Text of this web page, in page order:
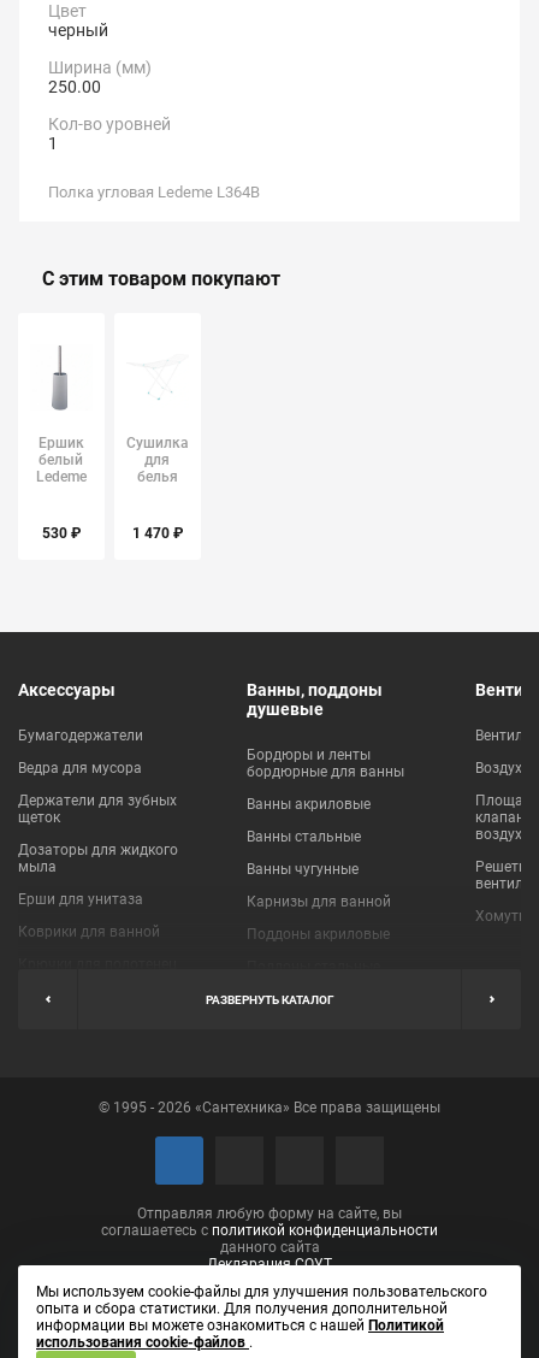
Цвет
черный
Ширина (мм)
250.00
Кол-во уровней
1
Полка угловая Ledeme L364B
С этим товаром покупают
Ершик
белый
Ledeme
530 ₽
Сушилка
для
белья
НИКА
1 470 ₽
Аксессуары
Бумагодержатели
Ведра для мусора
Держатели для зубных
щеток
Дозаторы для жидкого
мыла
Ерши для унитаза
Коврики для ванной
Мыльницы
Полотенцедержатели
Сушилки для белья
Ванны, поддоны
душевые
Бордюры и ленты
бордюрные для ванны
Ванны акриловые
Ванны стальные
Ванны чугунные
Карнизы для ванной
Поддоны акриловые
Пробки для ванн
клапаны
Решетки
Хомуты
РАЗВЕРНУТЬ КАТАЛОГ
© 1995 - 2026 «Сантехника» Все права защищены
Отправляя любую форму на сайте, вы
соглашаетесь с политикой конфиденциальности
данного сайта
Декларация СОУТ
Мы используем cookie-файлы для улучшения пользовательского
опыта и сбора статистики. Для получения дополнительной
информации вы можете ознакомиться с нашей Политикой
использования cookie-файлов .